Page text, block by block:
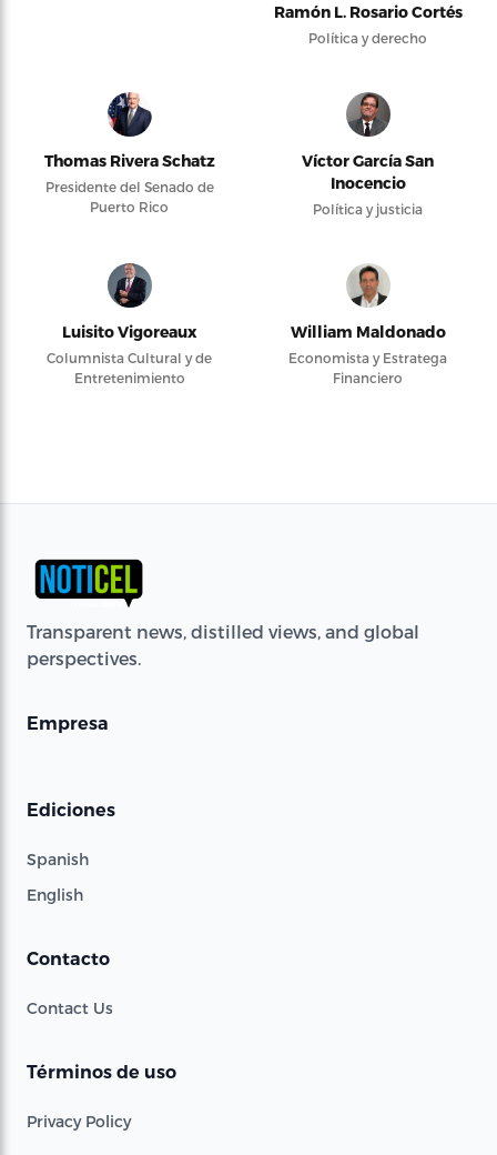
Ramón L. Rosario Cortés
Política y derecho
Thomas Rivera Schatz
Presidente del Senado de
Puerto Rico
Víctor García San
Inocencio
Política y justicia
Luisito Vigoreaux
Columnista Cultural y de
Entretenimiento
William Maldonado
Economista y Estratega
Financiero
Transparent news, distilled views, and global
perspectives.
Empresa
Ediciones
Spanish
English
Contacto
Contact Us
Términos de uso
Privacy Policy